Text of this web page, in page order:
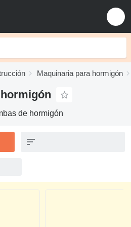
Maquinaria para hormigón
de hormigón